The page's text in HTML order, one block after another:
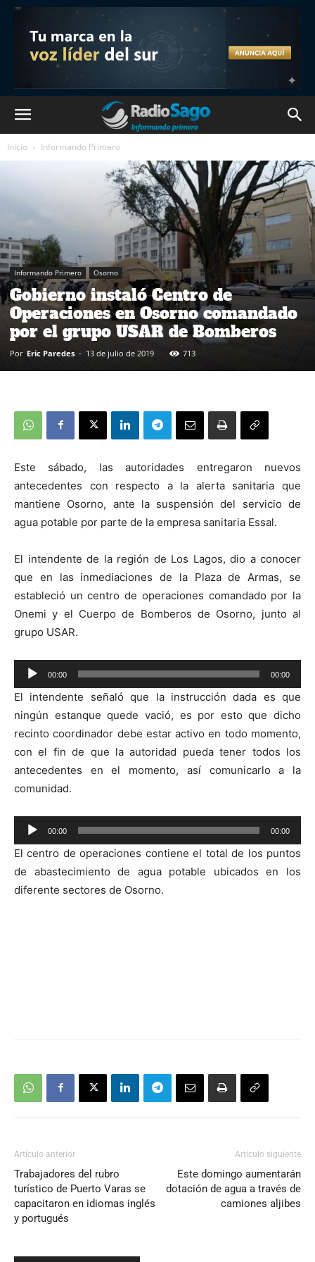
Inicio Informando Primero
Informando Primero Osorno
Gobierno instaló Centro de
Operaciones en Osorno comandado
por el grupo USAR de Bomberos
Por Eric Paredes - 13 de julio de 2019 713
Este sábado, las autoridades entregaron nuevos
antecedentes con respecto a la alerta sanitaria que
mantiene Osorno, ante la suspensión del servicio de
agua potable por parte de la empresa sanitaria Essal.
El intendente de la región de Los Lagos, dio a conocer
que en las inmediaciones de la Plaza de Armas, se
estableció un centro de operaciones comandado por la
Onemi y el Cuerpo de Bomberos de Osorno, junto al
grupo USAR.
Reproductor
de
audio
00:00 00:00
El intendente señaló que la instrucción dada es que
ningún estanque quede vació, es por esto que dicho
recinto coordinador debe estar activo en todo momento,
con el fin de que la autoridad pueda tener todos los
antecedentes en el momento, así comunicarlo a la
comunidad.
Reproductor
de
audio
00:00 00:00
El centro de operaciones contiene el total de los puntos
de abastecimiento de agua potable ubicados en los
diferente sectores de Osorno.
Artículo anterior
Trabajadores del rubro
turístico de Puerto Varas se
capacitaron en idiomas inglés
y portugués
Artículo siguiente
Este domingo aumentarán
dotación de agua a través de
camiones aljibes